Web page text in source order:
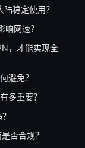
稳定使用？
网速？
，才能实现全
避免？
多重要？
否合规？